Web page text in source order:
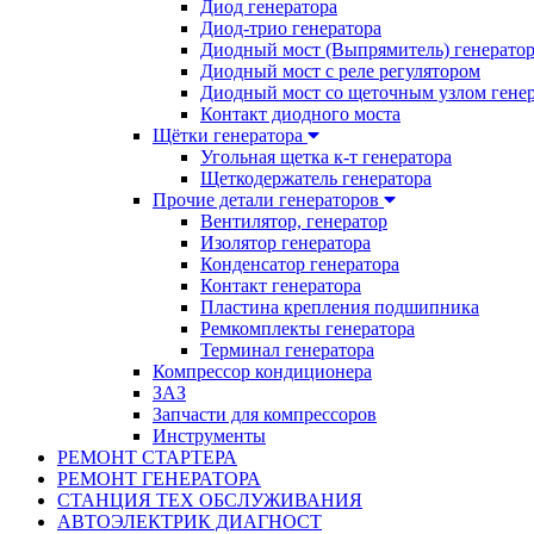
Диод генератора
Диод-трио генератора
Диодный мост (Выпрямитель)
Диодный мост с реле регулятором
Диодный мост со щеточным узлом
Контакт диодного моста
Щётки генератора
Угольная щетка к-т генератора
Щеткодержатель генератора
Прочие детали генераторов
Вентилятор, генератор
Изолятор генератора
Конденсатор генератора
Контакт генератора
Пластина крепления подшипника
Ремкомплекты генератора
Терминал генератора
Компрессор кондиционера
ЗАЗ
Запчасти для компрессоров
Инструменты
РЕМОНТ СТАРТЕРА
РЕМОНТ ГЕНЕРАТОРА
СТАНЦИЯ ТЕХ ОБСЛУЖИВАНИЯ
АВТОЭЛЕКТРИК ДИАГНОСТ